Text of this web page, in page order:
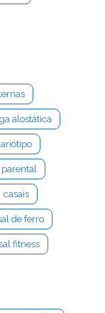
alostática
parental
casais
de ferro
fitness